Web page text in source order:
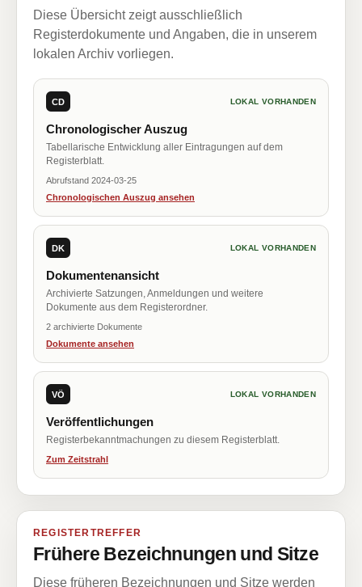
Diese Übersicht zeigt ausschließlich
Registerdokumente und Angaben, die in unserem
lokalen Archiv vorliegen.
CD LOKAL VORHANDEN
Chronologischer Auszug
Tabellarische Entwicklung aller Eintragungen auf dem
Registerblatt.
Abrufstand 2024-03-25
Chronologischen Auszug ansehen
DK LOKAL VORHANDEN
Dokumentenansicht
Archivierte Satzungen, Anmeldungen und weitere
Dokumente aus dem Registerordner.
2 archivierte Dokumente
Dokumente ansehen
VÖ LOKAL VORHANDEN
Veröffentlichungen
Registerbekanntmachungen zu diesem Registerblatt.
Zum Zeitstrahl
REGISTERTREFFER
Frühere Bezeichnungen und Sitze
Diese früheren Bezeichnungen und Sitze werden